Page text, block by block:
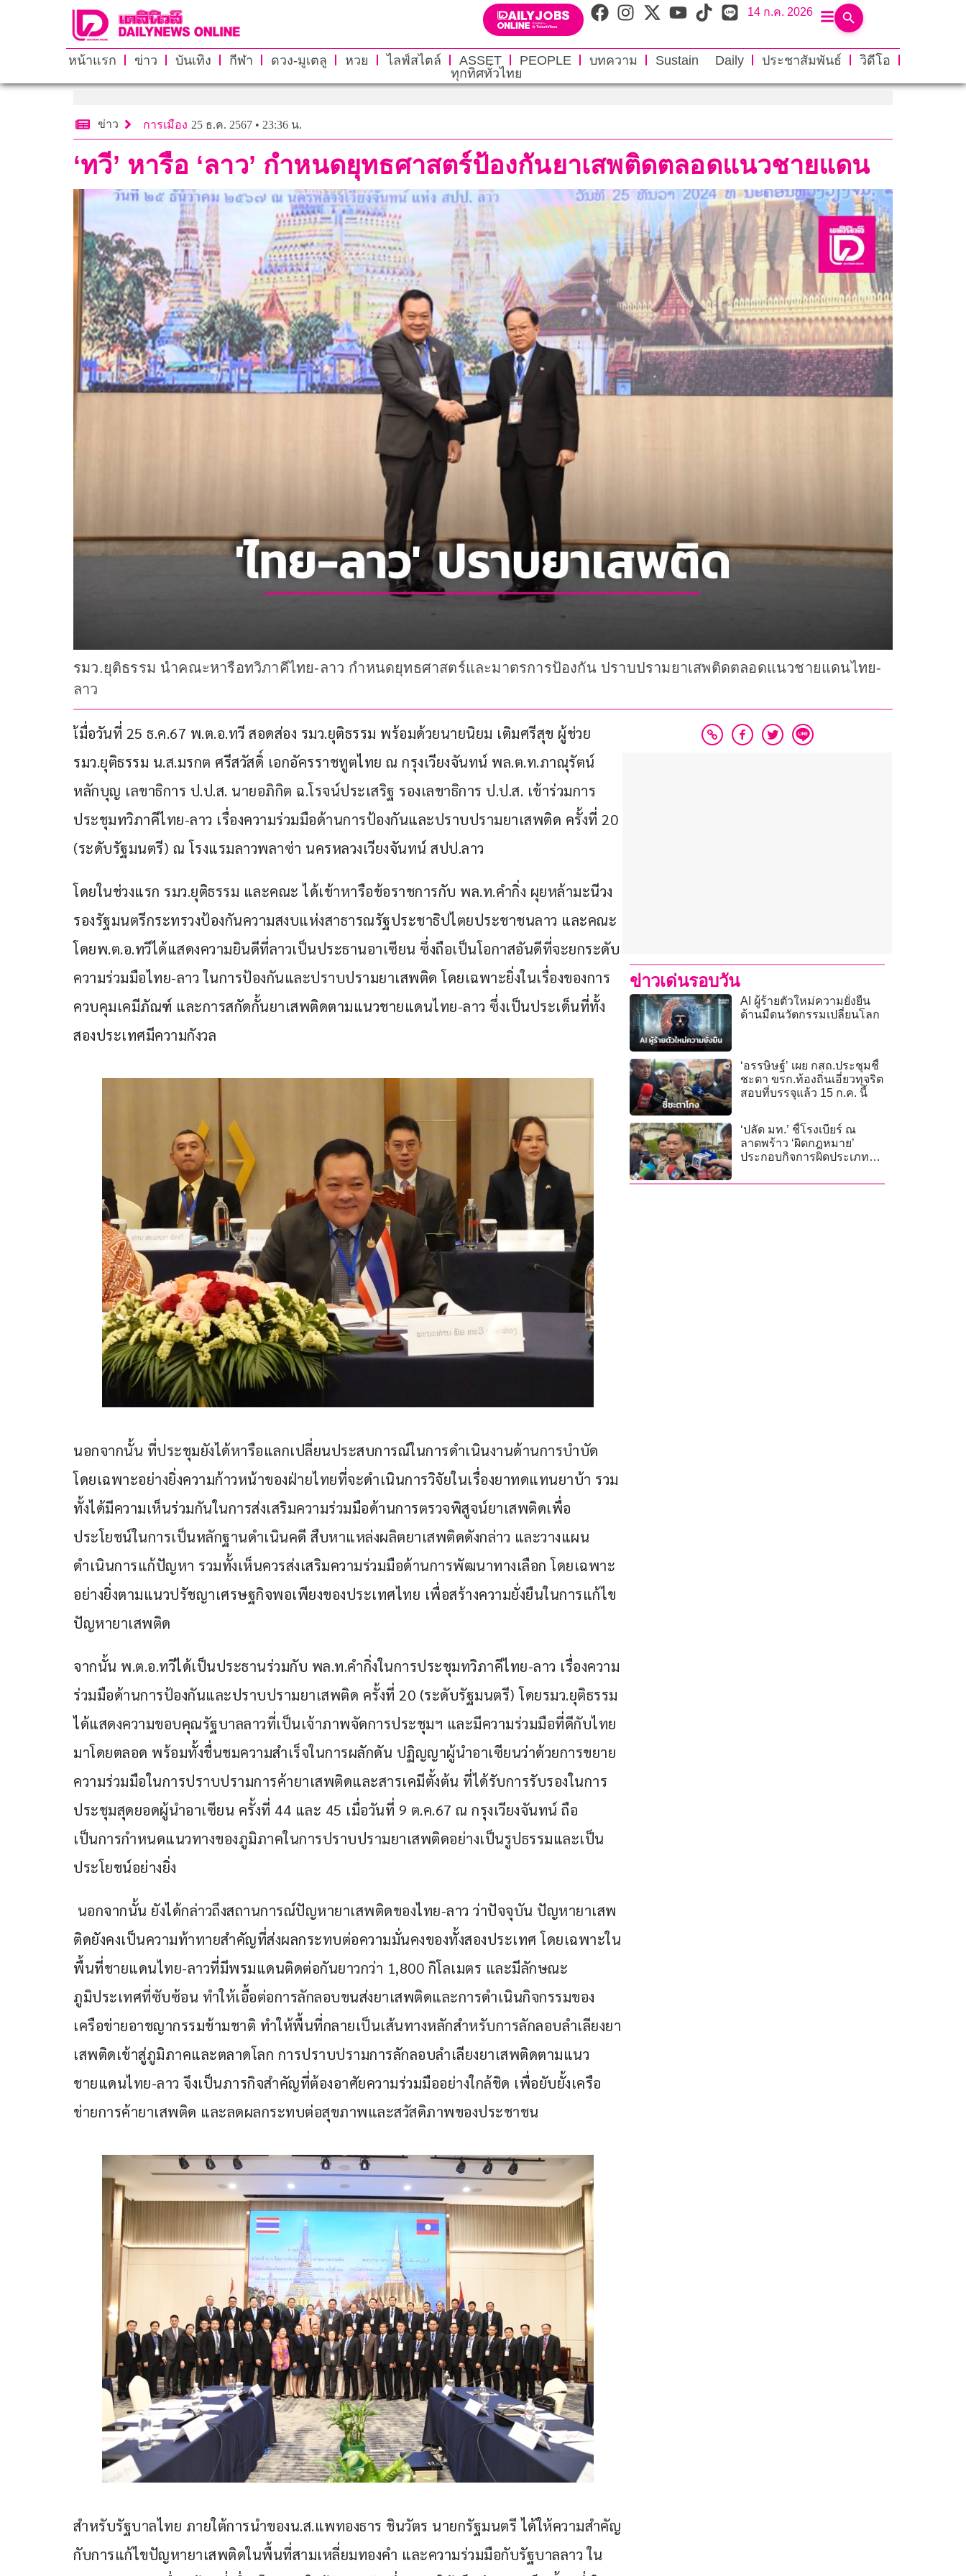
14 ก.ค. 2026
หน้าแรก ข่าว บันเทิง กีฬา ดวง-มูเตลู หวย ไลฟ์สไตล์ ASSET PEOPLE บทความ Sustain Daily ประชาสัมพันธ์
วิดีโอ
ทุกทิศทั่วไทย
ข่าว การเมือง 25 ธ.ค. 2567 • 23:36 น.
‘ทวี’ หารือ ‘ลาว’ กำหนดยุทธศาสตร์ป้องกันยาเสพติดตลอดแนวชายแดน
รมว.ยุติธรรม นำคณะหารือทวิภาคีไทย-ลาว กำหนดยุทธศาสตร์และมาตรการป้องกัน ปราบปรามยาเสพติดตลอดแนวชายแดนไทย-
ลาว
เ้มื่อวันที่ 25 ธ.ค.67 พ.ต.อ.ทวี สอดส่อง รมว.ยุติธรรม พร้อมด้วยนายนิยม เติมศรีสุข ผู้ช่วย
รมว.ยุติธรรม น.ส.มรกต ศรีสวัสดิ์ เอกอัครราชทูตไทย ณ กรุงเวียงจันทน์ พล.ต.ท.ภาณุรัตน์
หลักบุญ เลขาธิการ ป.ป.ส. นายอภิกิต ฉ.โรจน์ประเสริฐ รองเลขาธิการ ป.ป.ส. เข้าร่วมการ
ประชุมทวิภาคีไทย-ลาว เรื่องความร่วมมือด้านการป้องกันและปราบปรามยาเสพติด ครั้งที่ 20
(ระดับรัฐมนตรี) ณ โรงแรมลาวพลาซ่า นครหลวงเวียงจันทน์ สปป.ลาว
โดยในช่วงแรก รมว.ยุติธรรม และคณะ ได้เข้าหารือข้อราชการกับ พล.ท.คำกิ่ง ผุยหล้ามะนีวง
รองรัฐมนตรีกระทรวงป้องกันความสงบแห่งสาธารณรัฐประชาธิปไตยประชาชนลาว และคณะ
โดยพ.ต.อ.ทวีได้แสดงความยินดีที่ลาวเป็นประธานอาเซียน ซึ่งถือเป็นโอกาสอันดีที่จะยกระดับ
ความร่วมมือไทย-ลาว ในการป้องกันและปราบปรามยาเสพติด โดยเฉพาะยิ่งในเรื่องของการ
ควบคุมเคมีภัณฑ์ และการสกัดกั้นยาเสพติดตามแนวชายแดนไทย-ลาว ซึ่งเป็นประเด็นที่ทั้ง
สองประเทศมีความกังวล
นอกจากนั้น ที่ประชุมยังได้หารือแลกเปลี่ยนประสบการณ์ในการดำเนินงานด้านการบำบัด
โดยเฉพาะอย่างยิ่งความก้าวหน้าของฝ่ายไทยที่จะดำเนินการวิจัยในเรื่องยาทดแทนยาบ้า รวม
ทั้งได้มีความเห็นร่วมกันในการส่งเสริมความร่วมมือด้านการตรวจพิสูจน์ยาเสพติดเพื่อ
ประโยชน์ในการเป็นหลักฐานดำเนินคดี สืบหาแหล่งผลิตยาเสพติดดังกล่าว และวางแผน
ดำเนินการแก้ปัญหา รวมทั้งเห็นควรส่งเสริมความร่วมมือด้านการพัฒนาทางเลือก โดยเฉพาะ
อย่างยิ่งตามแนวปรัชญาเศรษฐกิจพอเพียงของประเทศไทย เพื่อสร้างความยั่งยืนในการแก้ไข
ปัญหายาเสพติด
จากนั้น พ.ต.อ.ทวีได้เป็นประธานร่วมกับ พล.ท.คำกิ่งในการประชุมทวิภาคีไทย-ลาว เรื่องความ
ร่วมมือด้านการป้องกันและปราบปรามยาเสพติด ครั้งที่ 20 (ระดับรัฐมนตรี) โดยรมว.ยุติธรรม
ได้แสดงความขอบคุณรัฐบาลลาวที่เป็นเจ้าภาพจัดการประชุมฯ และมีความร่วมมือที่ดีกับไทย
มาโดยตลอด พร้อมทั้งชื่นชมความสำเร็จในการผลักดัน ปฏิญญาผู้นำอาเซียนว่าด้วยการขยาย
ความร่วมมือในการปราบปรามการค้ายาเสพติดและสารเคมีตั้งต้น ที่ได้รับการรับรองในการ
ประชุมสุดยอดผู้นำอาเซียน ครั้งที่ 44 และ 45 เมื่อวันที่ 9 ต.ค.67 ณ กรุงเวียงจันทน์ ถือ
เป็นการกำหนดแนวทางของภูมิภาคในการปราบปรามยาเสพติดอย่างเป็นรูปธรรมและเป็น
ประโยชน์อย่างยิ่ง
ติดยังคงเป็นความท้าทายสำคัญที่ส่งผลกระทบต่อความมั่นคงของทั้งสองประเทศ โดยเฉพาะใน
พื้นที่ชายแดนไทย-ลาวที่มีพรมแดนติดต่อกันยาวกว่า 1,800 กิโลเมตร และมีลักษณะ
ภูมิประเทศที่ซับซ้อน ทำให้เอื้อต่อการลักลอบขนส่งยาเสพติดและการดำเนินกิจกรรมของ
เครือข่ายอาชญากรรมข้ามชาติ ทำให้พื้นที่กลายเป็นเส้นทางหลักสำหรับการลักลอบลำเลียงยา
เสพติดเข้าสู่ภูมิภาคและตลาดโลก การปราบปรามการลักลอบลำเลียงยาเสพติดตามแนว
ชายแดนไทย-ลาว จึงเป็นภารกิจสำคัญที่ต้องอาศัยความร่วมมืออย่างใกล้ชิด เพื่อยับยั้งเครือ
ข่ายการค้ายาเสพติด และลดผลกระทบต่อสุขภาพและสวัสดิภาพของประชาชน
สำหรับรัฐบาลไทย ภายใต้การนำของน.ส.แพทองธาร ชินวัตร นายกรัฐมนตรี ได้ให้ความสำคัญ
กับการแก้ไขปัญหายาเสพติดในพื้นที่สามเหลี่ยมทองคำ และความร่วมมือกับรัฐบาลลาว ใน
ข่าวเด่นรอบวัน
AI ผู้ร้ายตัวใหม่ความยั่งยืน
ด้านมืดนวัตกรรมเปลี่ยนโลก
‘อรรษิษฐ์’ เผย กสถ.ประชุมชี้
ชะตา ขรก.ท้องถิ่นเอี่ยวทุจริต
สอบที่บรรจุแล้ว 15 ก.ค. นี้
‘ปลัด มท.’ ชี้โรงเบียร์ ณ
ลาดพร้าว ‘ผิดกฎหมาย’
ประกอบกิจการผิดประเภท